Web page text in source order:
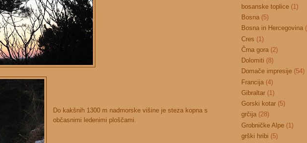
Do kakšnih 1300 m nadmorske višine je steza kopna s
občasnimi ledenimi ploščami.
bosanske toplice (1)
Bosna (5)
Bosna in Hercegovina
Cres (1)
Črna gora (2)
Dolomiti (8)
Domače impresije (54)
Francija (4)
Gibraltar (1)
Gorski kotar (5)
grčija (28)
Grobničke Alpe (1)
grški hribi (5)